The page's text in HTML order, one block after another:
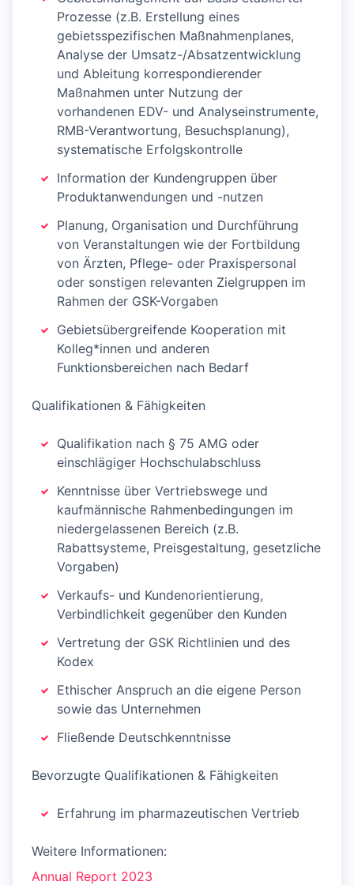
Prozesse (z.B. Erstellung eines
gebietsspezifischen Maßnahmenplanes,
Analyse der Umsatz-/Absatzentwicklung
und Ableitung korrespondierender
Maßnahmen unter Nutzung der
vorhandenen EDV- und Analyseinstrumente,
RMB-Verantwortung, Besuchsplanung),
systematische Erfolgskontrolle
Information der Kundengruppen über
Produktanwendungen und -nutzen
Planung, Organisation und Durchführung
von Veranstaltungen wie der Fortbildung
von Ärzten, Pflege- oder Praxispersonal
oder sonstigen relevanten Zielgruppen im
Rahmen der GSK-Vorgaben
Gebietsübergreifende Kooperation mit
Kolleg*innen und anderen
Funktionsbereichen nach Bedarf
Qualifikationen & Fähigkeiten
Qualifikation nach § 75 AMG oder
einschlägiger Hochschulabschluss
Kenntnisse über Vertriebswege und
kaufmännische Rahmenbedingungen im
niedergelassenen Bereich (z.B.
Rabattsysteme, Preisgestaltung, gesetzliche
Vorgaben)
Verkaufs- und Kundenorientierung,
Verbindlichkeit gegenüber den Kunden
Vertretung der GSK Richtlinien und des
Kodex
Ethischer Anspruch an die eigene Person
sowie das Unternehmen
Fließende Deutschkenntnisse
Bevorzugte Qualifikationen & Fähigkeiten
Erfahrung im pharmazeutischen Vertrieb
Weitere Informationen:
Annual Report 2023